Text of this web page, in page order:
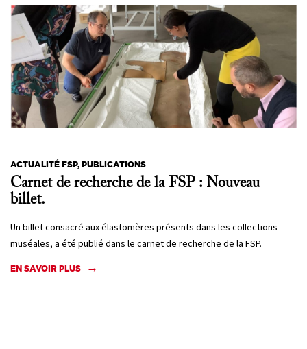
ACTUALITÉ FSP, PUBLICATIONS
Carnet de recherche de la FSP : Nouveau
billet.
Un billet consacré aux élastomères présents dans les collections
muséales, a été publié dans le carnet de recherche de la FSP.
EN SAVOIR PLUS